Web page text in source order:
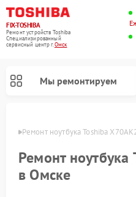
FIX-TOSHIBA
Ремонт устройств Toshiba
Специализированный
cервисный центр г.Омск
Мы ремонтируем
Ремонт ноутбука Toshiba
Ремонт ноутбука
в Омске